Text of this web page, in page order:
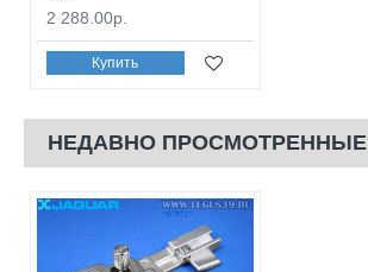
2 288.00р.
Купить
НЕДАВНО ПРОСМОТРЕННЫЕ